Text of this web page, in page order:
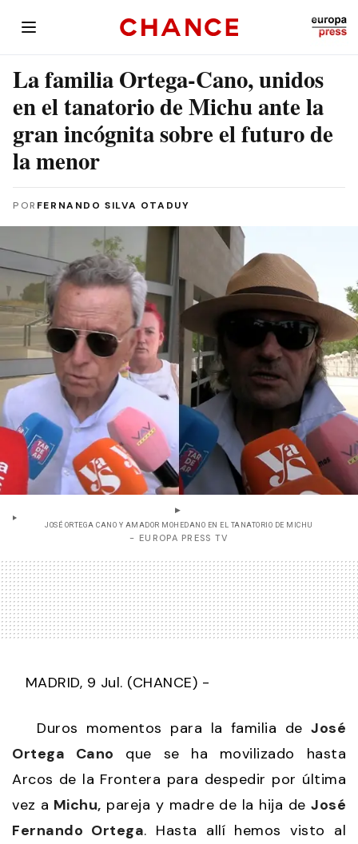
La familia Ortega-Cano, unidos
en el tanatorio de Michu ante la
gran incógnita sobre el futuro de
la menor
POR FERNANDO SILVA OTADUY
JOSÉ ORTEGA CANO Y AMADOR MOHEDANO EN EL TANATORIO DE MICHU
- EUROPA PRESS TV
MADRID, 9 Jul. (CHANCE) -
Duros momentos para la familia de José
Ortega Cano que se ha movilizado hasta
Arcos de la Frontera para despedir por última
vez a Michu, pareja y madre de la hija deJosé
Fernando Ortega. Hasta allí hemos visto al